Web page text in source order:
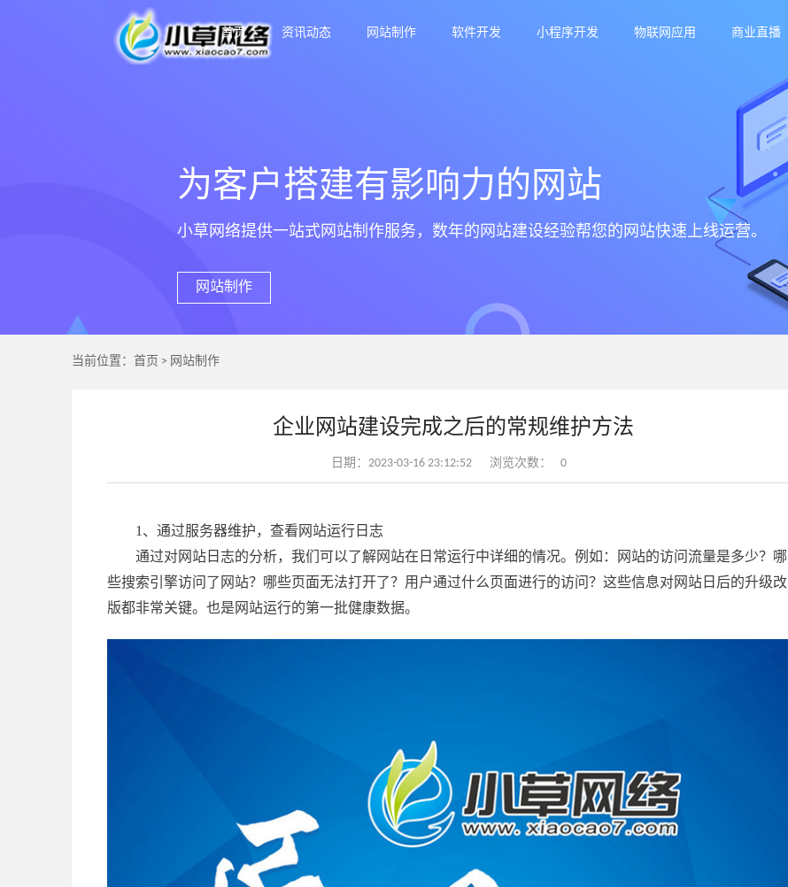
首页 资讯动态 网站制作 软件开发 小程序开发 物联网应用 商业直播
为客户搭建有影响力的网站
小草网络提供一站式网站制作服务，数年的网站建设经验帮您的网站快速上线运营。
网站制作
当前位置： 首页 > 网站制作
企业网站建设完成之后的常规维护方法
日期：2023-03-16 23:12:52 浏览次数： 0
1、通过服务器维护，查看网站运行日志
通过对网站日志的分析，我们可以了解网站在日常运行中详细的情况。例如：网站的访问流量是多少？哪
些搜索引擎访问了网站？哪些页面无法打开了？用户通过什么页面进行的访问？这些信息对网站日后的升级改
版都非常关键。也是网站运行的第一批健康数据。